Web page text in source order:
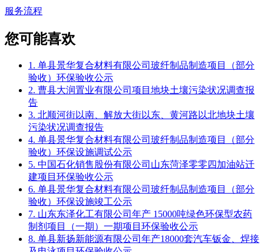
服务流程
您可能喜欢
1. 单县景华复合材料有限公司玻纤制品制造项目（部分
验收）环保验收公示
2. 曹县大润置业有限公司项目地块土壤污染状况调查报
告
3. 北顺河街以南、解放大街以东、黄河路以北地块土壤
污染状况调查报告
4. 单县景华复合材料有限公司玻纤制品制造项目（部分
验收）环保设施调试公示
5. 中国石化销售股份有限公司山东菏泽零零四加油站迁
建项目环保验收公示
6. 单县景华复合材料有限公司玻纤制品制造项目（部分
验收）环保设施竣工公示
7. 山东东泽化工有限公司年产 15000吨绿色环保型农药
制剂项目（一期）一期项目环保验收公示
8. 单县新扬新能源有限公司年产18000套汽车钣金、焊接